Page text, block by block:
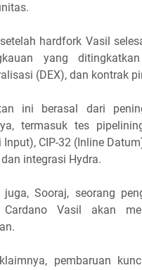
hardfork Vasil
yang
(DEX), dan kontrak
ini berasal dari
termasuk tes
Input), CIP-32 (Inline
dan integrasi Hydra.
juga, Sooraj, seorang
Cardano Vasil akan
pembaruan